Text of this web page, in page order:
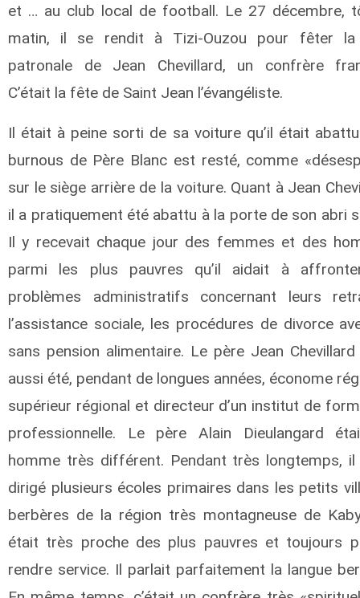
et … au club local de football. Le 27 décembre,
matin, il se rendit à Tizi-Ouzou pour fêter
patronale de Jean Chevillard, un confrère
C’était la fête de Saint Jean l’évangéliste.
Il était à peine sorti de sa voiture qu’il était
burnous de Père Blanc est resté, comme
sur le siège arrière de la voiture. Quant à Jean
il a pratiquement été abattu à la porte de son abri
Il y recevait chaque jour des femmes et des
parmi les plus pauvres qu’il aidait à
problèmes administratifs concernant leurs
l’assistance sociale, les procédures de divorce
sans pension alimentaire. Le père Jean
aussi été, pendant de longues années, économe
supérieur régional et directeur d’un institut de
professionnelle. Le père Alain Dieulangard
homme très différent. Pendant très longtemps, il
dirigé plusieurs écoles primaires dans les petits
berbères de la région très montagneuse de
était très proche des plus pauvres et toujours
rendre service. Il parlait parfaitement la langue